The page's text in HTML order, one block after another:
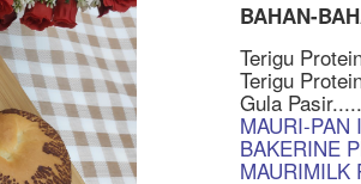
BAHAN-
Terigu
Terigu
Gula
MAURI-PAN
BAKERINE
MAURIMILK